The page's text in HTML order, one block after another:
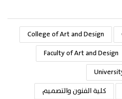
College of Art and Design
Faculty of Art and Design
كلية الفنون والتصميم